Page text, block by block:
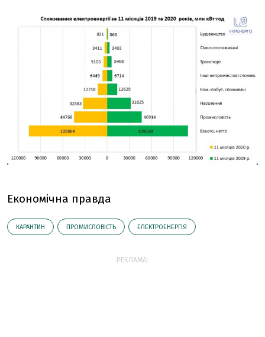
Економічна правда
КАРАНТИН ПРОМИСЛОВІСТЬ ЕЛЕКТРОЕНЕРГІЯ
РЕКЛАМА: